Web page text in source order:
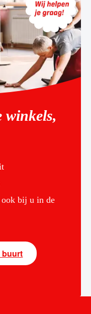
winkels,
bij u in de
buurt